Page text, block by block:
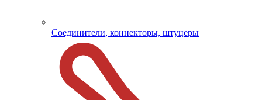
Соединители, коннекторы, штуцеры